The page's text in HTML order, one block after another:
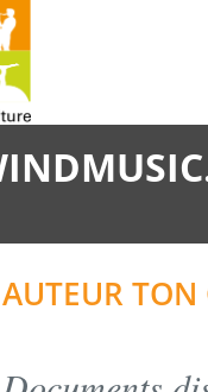
AUTEUR TON